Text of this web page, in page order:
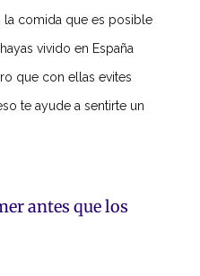
la comida que es posible
vivido en España
que con ellas evites
te ayude a sentirte un
antes que los